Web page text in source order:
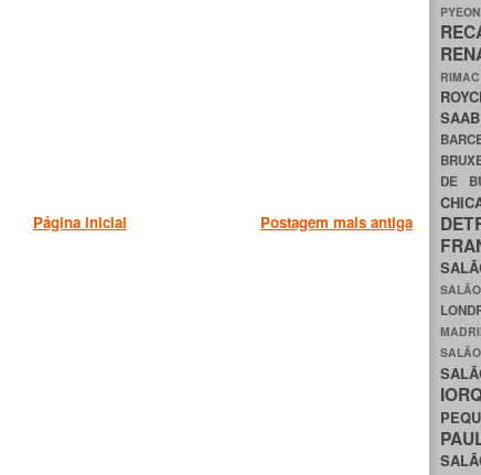
Postagem mais antiga
Página inicial
RIMAC
DE